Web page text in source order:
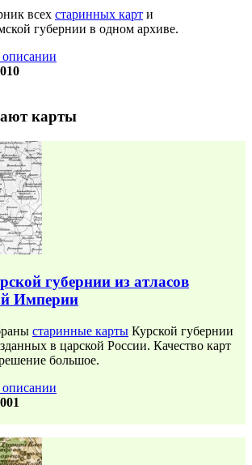
всех старинных карт и
губернии в одном архиве.
карты
губернии из атласов
Империи
старинные карты Курской губернии
в царской России. Качество карт
большое.